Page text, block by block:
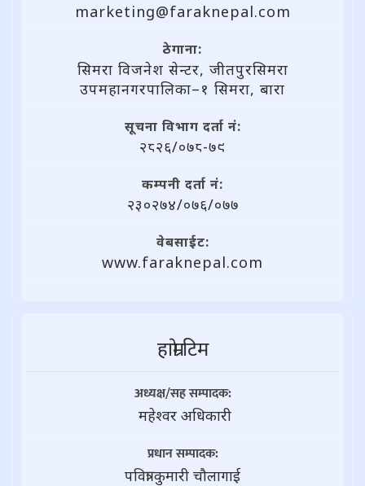
marketing@faraknepal.com
ठेगाना:
सिमरा विजनेश सेन्टर, जीतपुरसिमरा
उपमहानगरपालिका–१ सिमरा, बारा
सूचना विभाग दर्ता नं:
२८२६/०७८-७९
कम्पनी दर्ता नं:
२३०२७४/०७६/०७७
वेबसाईट:
www.faraknepal.com
हाम्राे टिम
अध्यक्ष/सह सम्पादक:
महेश्वर अधिकारी
प्रधान सम्पादक:
पवित्रा कुमारी चौलागाई